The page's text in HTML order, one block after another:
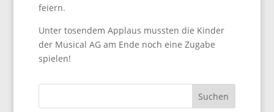
feiern.
Unter tosendem Applaus mussten die Kinder
der Musical AG am Ende noch eine Zugabe
spielen!